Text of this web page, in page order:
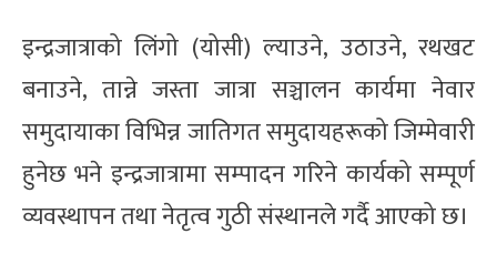
इन्द्रजात्राको लिंगो (योसी) ल्याउने, उठाउने, रथखट
बनाउने, तान्ने जस्ता जात्रा सञ्चालन कार्यमा नेवार
समुदायाका विभिन्न जातिगत समुदायहरूको जिम्मेवारी
हुनेछ भने इन्द्रजात्रामा सम्पादन गरिने कार्यको सम्पूर्ण
व्यवस्थापन तथा नेतृत्व गुठी संस्थानले गर्दै आएको छ।